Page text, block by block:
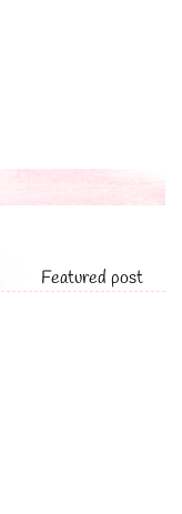
Featured post